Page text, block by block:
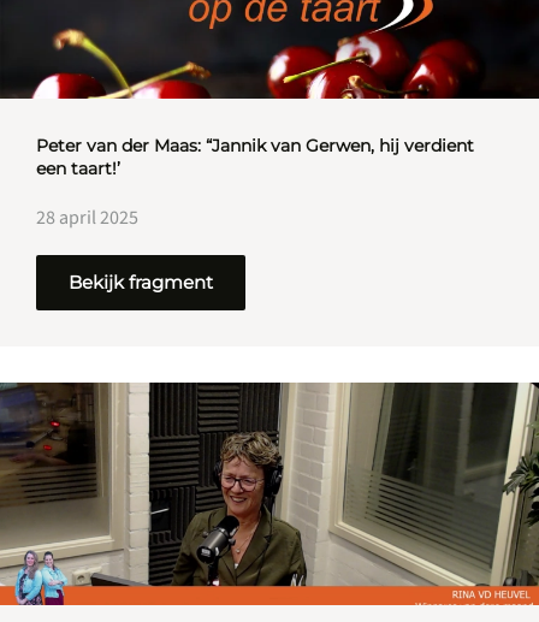
Peter van der Maas: “Jannik van Gerwen, hij verdient
een taart!’
28 april 2025
Bekijk fragment